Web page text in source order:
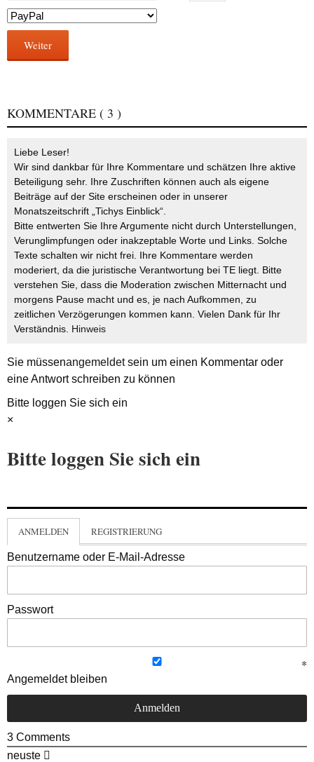
Weiter
KOMMENTARE ( 3 )
Liebe Leser!
Wir sind dankbar für Ihre Kommentare und schätzen Ihre aktive
Beteiligung sehr. Ihre Zuschriften können auch als eigene
Beiträge auf der Site erscheinen oder in unserer
Monatszeitschrift „Tichys Einblick“.
Bitte entwerten Sie Ihre Argumente nicht durch Unterstellungen,
Verunglimpfungen oder inakzeptable Worte und Links. Solche
Texte schalten wir nicht frei. Ihre Kommentare werden
moderiert, da die juristische Verantwortung bei TE liegt. Bitte
verstehen Sie, dass die Moderation zwischen Mitternacht und
morgens Pause macht und es, je nach Aufkommen, zu
zeitlichen Verzögerungen kommen kann. Vielen Dank für Ihr
Verständnis. Hinweis
Sie müssenangemeldetsein um einen Kommentar oder
eine Antwort schreiben zu können
Bitte loggen Sie sich ein
×
Bitte loggen Sie sich ein
ANMELDEN REGISTRIERUNG
Benutzername oder E-Mail-Adresse
Passwort
Angemeldet bleiben
3 Comments
neuste